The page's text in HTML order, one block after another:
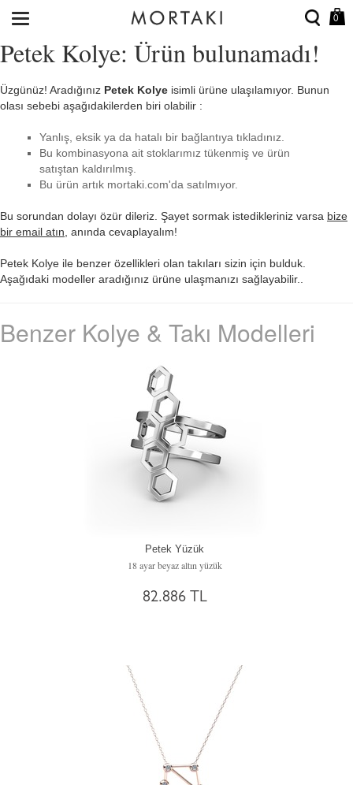
0
Petek Kolye: Ürün bulunamadı!
Üzgünüz! Aradığınız Petek Kolye isimli ürüne ulaşılamıyor. Bunun
olası sebebi aşağıdakilerden biri olabilir :
Yanlış, eksik ya da hatalı bir bağlantıya tıkladınız.
Bu kombinasyona ait stoklarımız tükenmiş ve ürün
satıştan kaldırılmış.
Bu ürün artık mortaki.com'da satılmıyor.
Bu sorundan dolayı özür dileriz. Şayet sormak istedikleriniz varsa bize
bir email atın , anında cevaplayalım!
Petek Kolye ile benzer özellikleri olan takıları sizin için bulduk.
Aşağıdaki modeller aradığınız ürüne ulaşmanızı sağlayabilir..
Benzer Kolye & Takı Modelleri
Petek Yüzük
18 ayar beyaz altın yüzük
82.886 TL